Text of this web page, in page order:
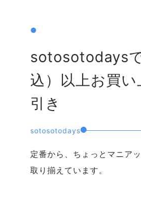
●
sotosotodays
込）以上お買
引き
sotosotodays
定番から、ちょっとマニア
取り揃えています。